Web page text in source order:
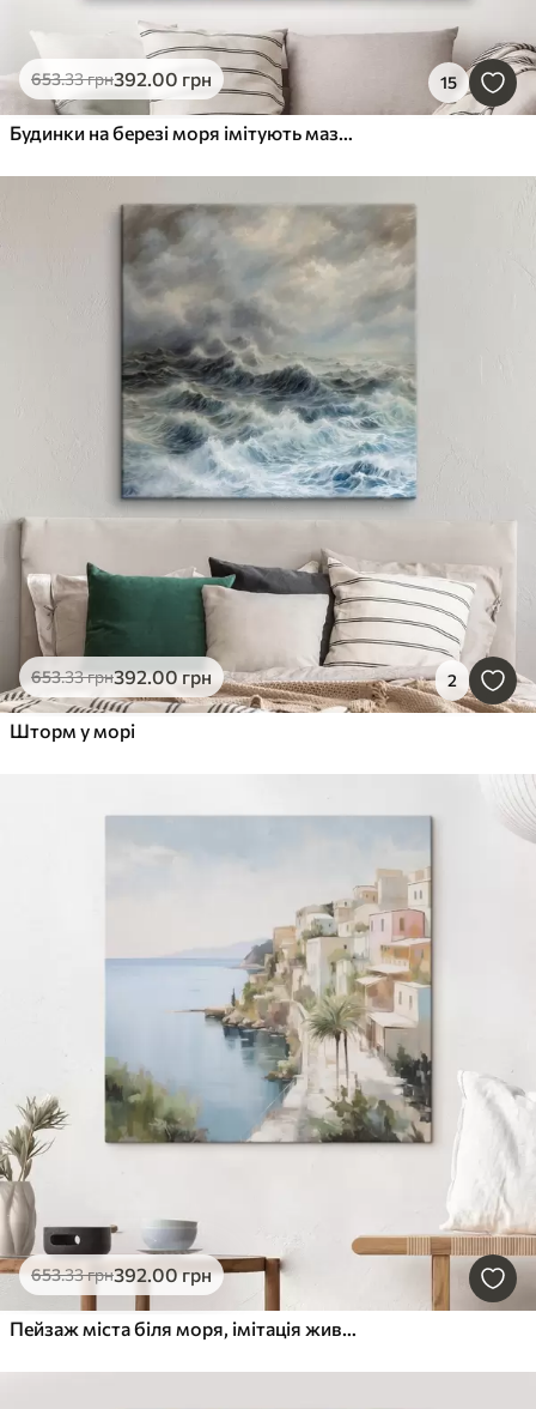
653.33грн392.00 грн 15
Будинки на березі моря імітують мазки живопису
653.33грн392.00грн 2
Шторм у морі
653.33грн392.00грн
Пейзаж міста біля моря, імітація живопису